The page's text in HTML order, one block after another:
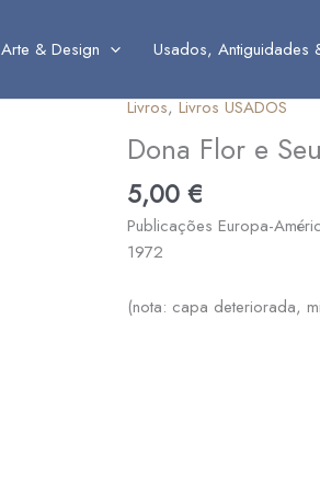
Arte & Design Usados, Antiguidades
Livros,Livros USADOS
Dona Flor e
5,00 €
Publicações Europa-
1972
(nota: capa deteriorada,
Quantidade
de
Dona
Flor
e
Seus
Maridos
::